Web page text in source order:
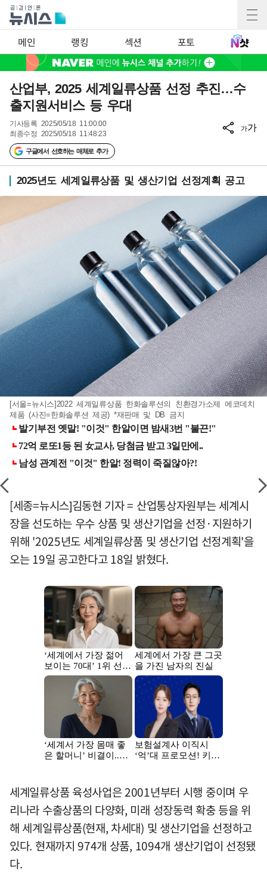
메인 랭킹 섹션 포토
산업부, 2025 세계일류상품 선정 추진…수
출지원서비스 등 우대
기사등록 2025/05/18 11:00:00
최종수정 2025/05/18 11:48:23
구글에서 선호하는 매체로 추가
가가
2025년도 세계일류상품 및 생산기업 선정계획 공고
[서울=뉴시스]2022 세계일류상품 한화솔루션의 친환경가소제 에코데치
제품 (사진=한화솔루션 제공) *재판매 및 DB 금지
[세종=뉴시스]김동현 기자 = 산업통상자원부는 세계시
장을 선도하는 우수 상품 및 생산기업을 선정·지원하기
위해 '2025년도 세계일류상품 및 생산기업 선정계획'을
오는 19일 공고한다고 18일 밝혔다.
세계일류상품 육성사업은 2001년부터 시행 중이며 우
리나라 수출상품의 다양화, 미래 성장동력 확충 등을 위
해 세계일류상품(현재, 차세대) 및 생산기업을 선정하고
있다. 현재까지 974개 상품, 1094개 생산기업이 선정됐
다.